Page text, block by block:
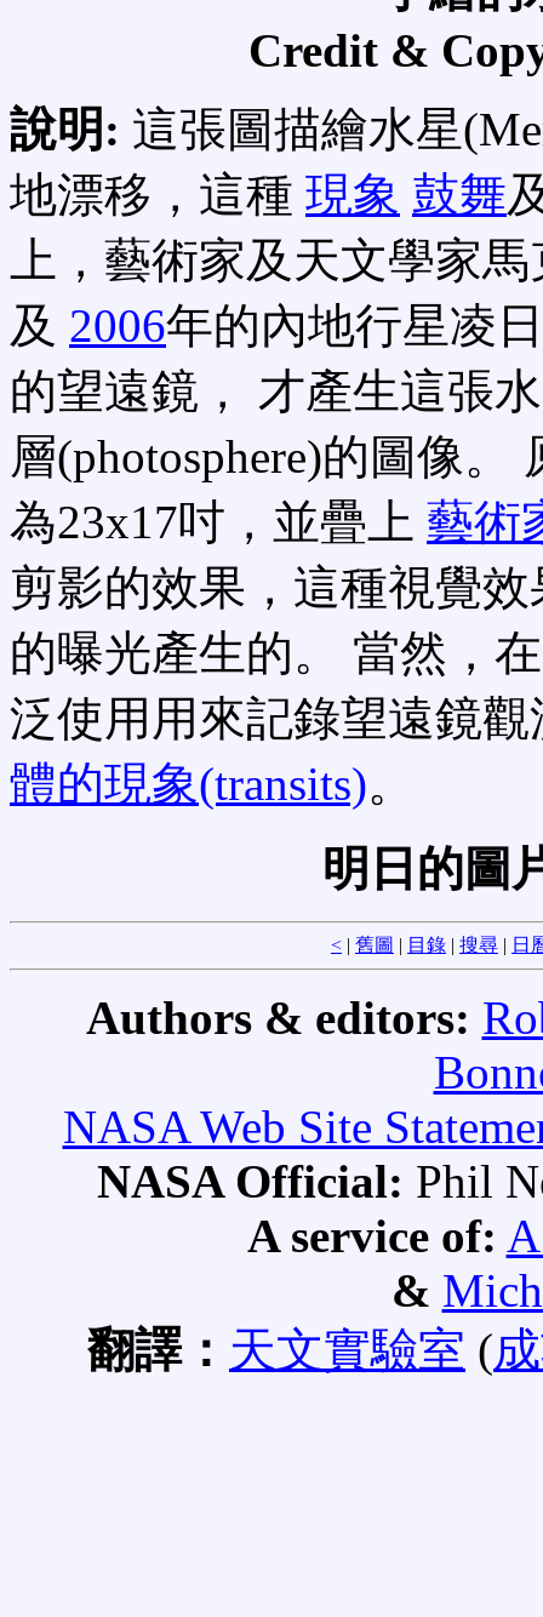
Credit &
說明: 這張圖描繪水星
地漂移，這種 現象 鼓舞
上，藝術家及天文學家
及 2006年的內地行星凌
的望遠鏡， 才產生這張
層(photosphere)的圖像
為23x17吋，並疊上 藝術
剪影的效果，這種視覺
的曝光產生的。 當然，
泛使用用來記錄望遠鏡
體的現象(transits)。
明日的圖
< | 舊圖 | 目錄 | 搜尋 | 日
Authors & editors:
NASA Web Site
NASA Official: Phil
A service of:
&
翻譯： 天文實驗室 (